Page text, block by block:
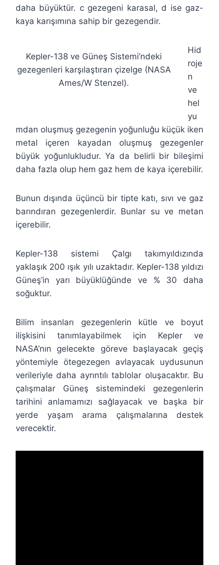
daha büyüktür. c gezegeni karasal, d ise gaz-
kaya karışımına sahip bir gezegendir.
Kepler-138 ve Güneş Sistemi’ndeki
gezegenleri karşılaştıran çizelge (NASA
Ames/W Stenzel).
Hid
roje
n
ve
hel
yu
mdan oluşmuş gezegenin yoğunluğu küçük iken
metal içeren kayadan oluşmuş gezegenler
büyük yoğunlukludur. Ya da belirli bir bileşimi
daha fazla olup hem gaz hem de kaya içerebilir.
Bunun dışında üçüncü bir tipte katı, sıvı ve gaz
barındıran gezegenlerdir. Bunlar su ve metan
içerebilir.
Kepler-138 sistemi Çalgı takımyıldızında
yaklaşık 200 ışık yılı uzaktadır. Kepler-138 yıldızı
Güneş’in yarı büyüklüğünde ve % 30 daha
soğuktur.
Bilim insanları gezegenlerin kütle ve boyut
ilişkisini tanımlayabilmek için Kepler ve
NASA’nın gelecekte göreve başlayacak geçiş
yöntemiyle ötegezegen avlayacak uydusunun
verileriyle daha ayrıntılı tablolar oluşacaktır. Bu
çalışmalar Güneş sistemindeki gezegenlerin
tarihini anlamamızı sağlayacak ve başka bir
yerde yaşam arama çalışmalarına destek
verecektir.